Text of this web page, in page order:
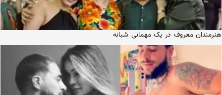
هنرمندان معروف در یک مهمانی شبانه